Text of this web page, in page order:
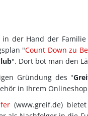
der Hand der
"Count Down zu
". Dort bot man den
Gründung des "
in Ihrem
(www.greif.de)